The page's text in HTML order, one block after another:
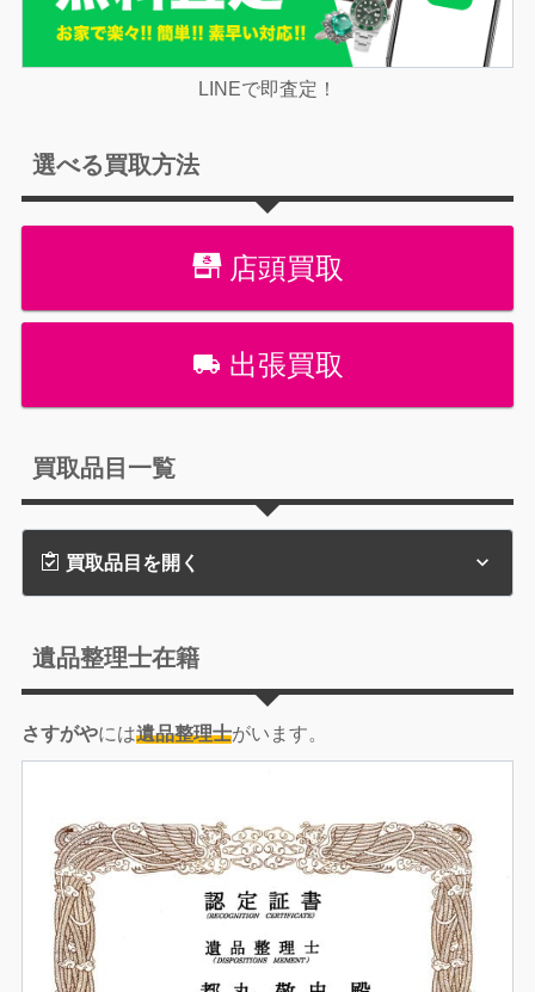
LINEで即査定！
選べる買取方法
店頭買取
出張買取
買取品目一覧
買取品目を開く
遺品整理士在籍
さすがやには遺品整理士がいます。